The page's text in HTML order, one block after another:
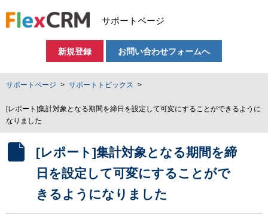
サポートページ
新規登録 お問い合わせフォームへ
サポートページ サポートトピックス
[レポート]集計対象となる期間を締日を設定して可変にすることができるように
なりました
[レポート]集計対象となる期間を締
日を設定して可変にすることがで
きるようになりました